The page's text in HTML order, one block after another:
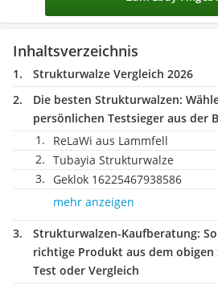
Inhaltsverzeichnis
Strukturwalze Vergleich 2026
Die besten Strukturwalzen:
persönlichen Testsieger aus der
ReLaWi aus Lammfell
Tubayia Strukturwalze
Geklok 16225467938586
mehr anzeigen
Strukturwalzen-Kaufberatung:
richtige Produkt aus dem
Test oder Vergleich